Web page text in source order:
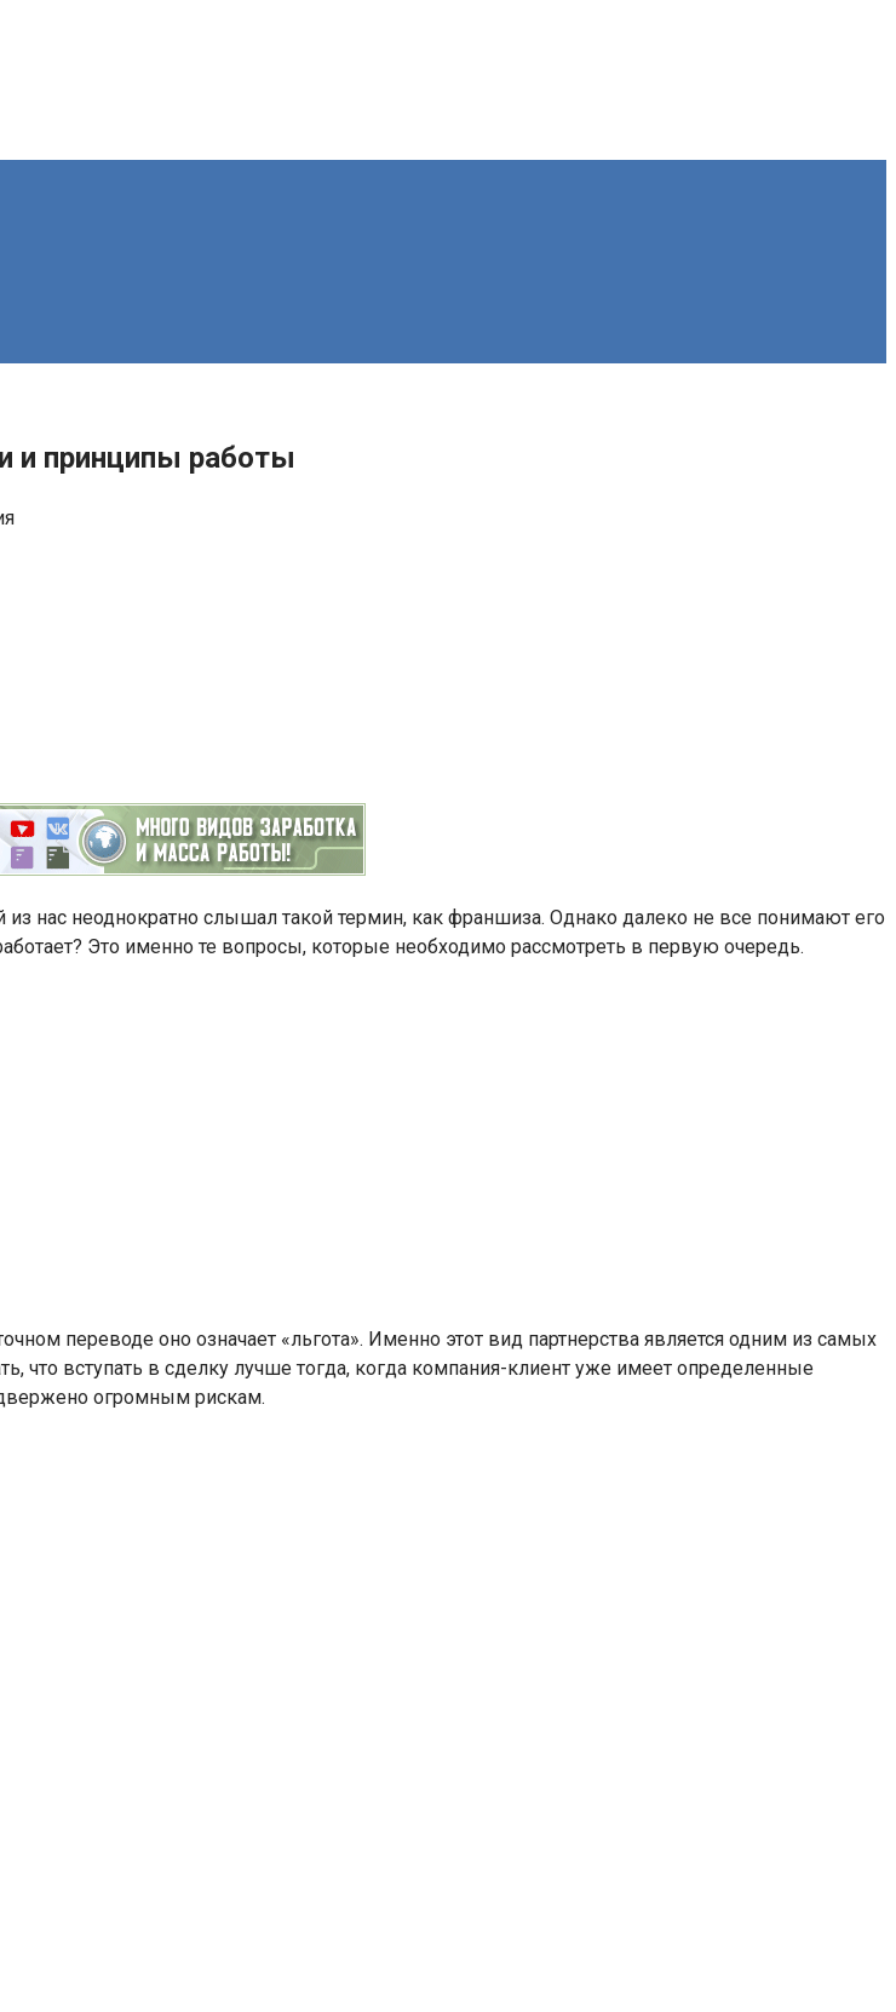
и принципы работы
нас неоднократно слышал такой термин, как франшиза. Однако далеко не все понимают его
Это именно те вопросы, которые необходимо рассмотреть в первую очередь.
переводе оно означает «льгота». Именно этот вид партнерства является одним из самых
вступать в сделку лучше тогда, когда компания-клиент уже имеет определенные
огромным рискам.